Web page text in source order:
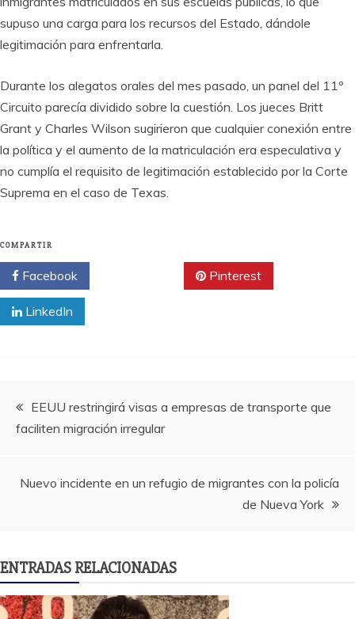
supuso una carga para los recursos del Estado, dándole
legitimación para enfrentarla.
Durante los alegatos orales del mes pasado, un panel del 11º
Circuito parecía dividido sobre la cuestión. Los jueces Britt
Grant y Charles Wilson sugirieron que cualquier conexión entre
la política y el aumento de la matriculación era especulativa y
no cumplía el requisito de legitimación establecido por la Corte
Suprema en el caso de Texas.
COMPARTIR
Facebook Pinterest
LinkedIn
Navegación
de
entradas
EEUU restringirá visas a empresas de transporte que
faciliten migración irregular
Nuevo incidente en un refugio de migrantes con la policía
de Nueva York
ENTRADAS RELACIONADAS